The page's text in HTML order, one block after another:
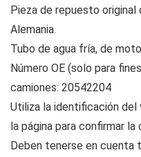
Pieza de repuesto original
Alemania.
Tubo de agua fría, de
Número OE (solo para
camiones: 20542204
Utiliza la identificación del
la página para confirmar
Deben tenerse en cuenta